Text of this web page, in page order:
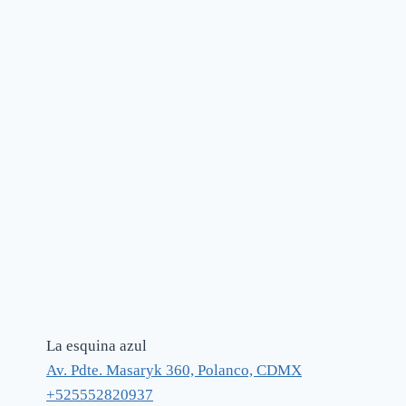
La esquina azul
Av. Pdte. Masaryk 360, Polanco, CDMX
+525552820937